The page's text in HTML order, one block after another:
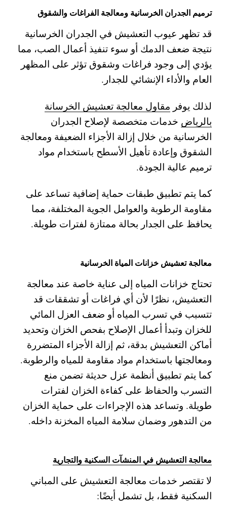
ترميم الجدران الخرسانية ومعالجة الفراغات والشقوق
قد تظهر عيوب التعشيش في الجدران الخرسانية
نتيجة ضعف الدمك أو سوء تنفيذ أعمال الصب، مما
يؤدي إلى وجود فراغات وشقوق تؤثر على المظهر
العام والأداء الإنشائي للجدار.
لذلك يوفر مقاول معالجة تعشيش الخرسانة
بالرياض خدمات متخصصة لإصلاح الجدران
الخرسانية من خلال إزالة الأجزاء الضعيفة ومعالجة
الشقوق وإعادة تأهيل الأسطح باستخدام مواد
ترميم عالية الجودة.
كما يتم تطبيق طبقات حماية إضافية تساعد على
مقاومة الرطوبة والعوامل الجوية المختلفة، مما
يحافظ على الجدار بحالة ممتازة لفترات طويلة.
معالجة تعشيش خزانات المياة الخرسانية
تحتاج خزانات المياه إلى عناية خاصة عند معالجة
التعشيش، نظرًا لأن أي فراغات أو تشققات قد
تتسبب في تسرب المياه أو ضعف العزل المائي
للخزان وتبدأ أعمال الإصلاح بفحص الخزان وتحديد
أماكن التعشيش بدقة، ثم إزالة الأجزاء المتضررة
ومعالجتها باستخدام مواد مقاومة للمياه والرطوبة.
كما يتم تطبيق أنظمة عزل حديثة تضمن منع
التسرب والحفاظ على كفاءة الخزان لفترات
طويلة. وتساعد هذه الإجراءات على حماية الخزان
من التدهور وضمان سلامة المياه المخزنة داخله.
معالجة التعشيش في المنشآت السكنية والتجارية
لا تقتصر خدمات معالجة التعشيش على المباني
السكنية فقط، بل تشمل أيضًا: